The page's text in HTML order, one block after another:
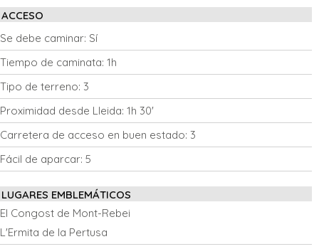
ACCESO
Se debe caminar: Sí
Tiempo de caminata: 1h
Tipo de terreno: 3
Proximidad desde Lleida: 1h 30'
Carretera de acceso en buen estado: 3
Fácil de aparcar: 5
LUGARES EMBLEMÁTICOS
El Congost de Mont-Rebei
L'Ermita de la Pertusa